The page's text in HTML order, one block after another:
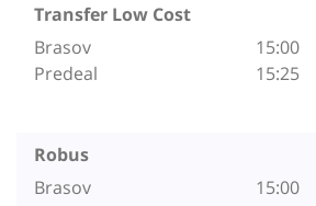
Transfer Low Cost
Brasov
Predeal
15:00
15:25
Robus
Brasov
15:00